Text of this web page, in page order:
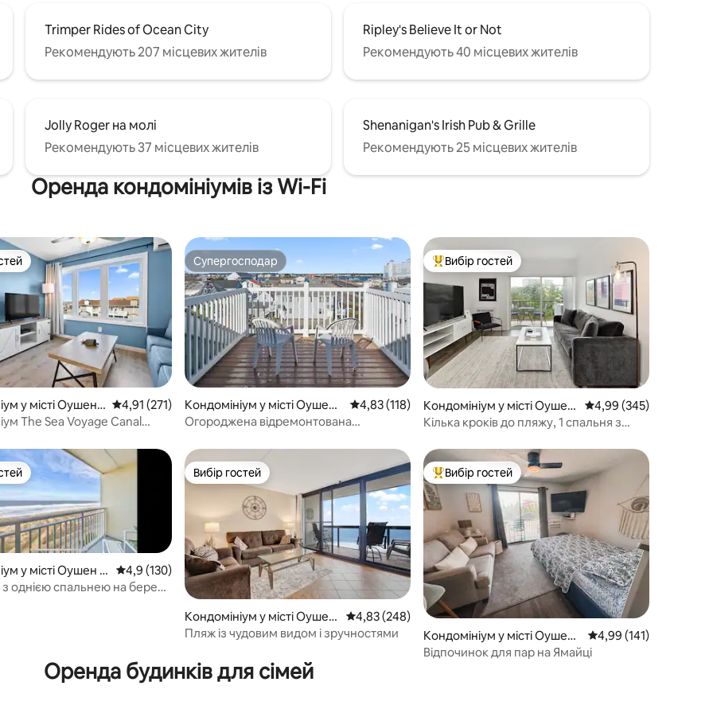
Trimper Rides of Ocean City
Рекомендують 207 місцевих жителів
Ripley's Believe It or Not
Рекомендують 40 місцевих жителів
Jolly Roger на молі
Рекомендують 37 місцевих жителів
Shenanigan's Irish Pub & Grille
Рекомендують 25 місцевих жителів
Оренда кондомініумів із Wi-Fi
відгуки: 364
у місті Оушен
Середня оцінка: 4,91 з 5, відгуки: 271
4,91 (271)
The Sea Voyage Canal
Супергосподар
Супергосподар
Кондомініум у місті Оушен
Сіті
Середня оцінка: 4,83 з 5, відгуки: 118
4,83 (118)
Огороджена відремонтована
Оушен-Сіті, Бейв'ю
Топ вибір гостей
Вибір гостей
Кондомініум у місті Оушен
Сіті
Середня оцінка: 4,99 з
4,99 (345)
Кілька кроків до пляжу, 1 спальня з
відгуки: 117
у місті Оушен С Середня оцінка: 4,9 з 5, відгуки: 130
4,9 (130)
однією спальнею на березі
Вибір гостей
Вибір гостей
Кондомініум у місті Оушен
Сіті
Середня оцінка: 4,83 з 5, відгуки: 248
4,83 (248)
Пляж із чудовим видом і зручностями
Топ вибір гостей
Вибір гостей
Кондомініум у місті Оушен
Сіті
Середня оцінка: 4,99
4,99 (141)
Відпочинок для пар на Ямайці
Оренда будинків для сімей